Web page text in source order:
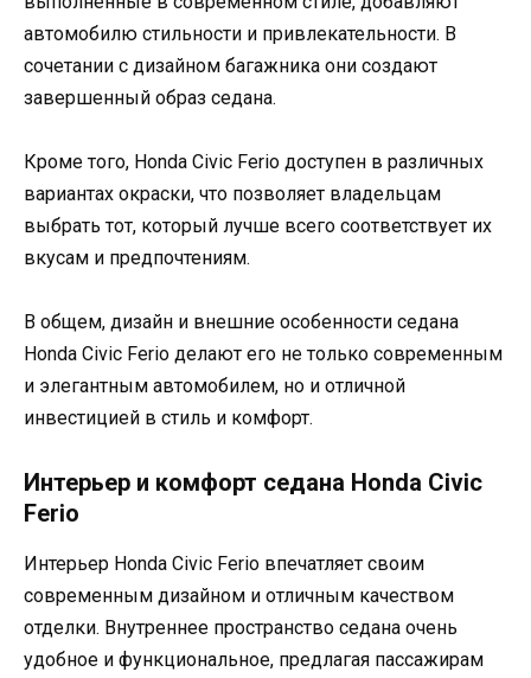
автомобилю стильности и привлекательности. В
сочетании с дизайном багажника они создают
завершенный образ седана.
Кроме того, Honda Civic Ferio доступен в различных
вариантах окраски, что позволяет владельцам
выбрать тот, который лучше всего соответствует их
вкусам и предпочтениям.
В общем, дизайн и внешние особенности седана
Honda Civic Ferio делают его не только современным
и элегантным автомобилем, но и отличной
инвестицией в стиль и комфорт.
Интерьер и комфорт седана Honda Civic
Ferio
Интерьер Honda Civic Ferio впечатляет своим
современным дизайном и отличным качеством
отделки. Внутреннее пространство седана очень
удобное и функциональное, предлагая пассажирам